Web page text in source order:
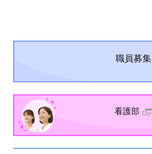
職員募集
看護部